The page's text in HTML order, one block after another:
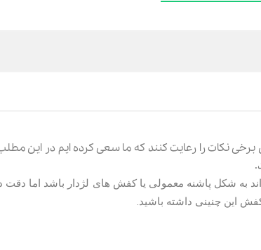
برخی نکات را رعایت کنند که ما سعی کرده ایم در این
به شکل پاشنه معمولی یا کفش های لژدار باشد اما دقت
این چنینی داشته باشید.